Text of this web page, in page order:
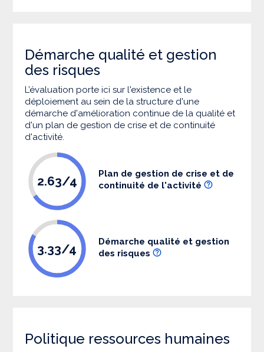
Démarche qualité et gestion
des risques
L’évaluation porte ici sur l'existence et le
déploiement au sein de la structure d'une
démarche d'amélioration continue de la qualité et
d'un plan de gestion de crise et de continuité
d'activité.
2.63/4
Plan de gestion de crise et de
continuité de l'activité
3.33/4
Démarche qualité et gestion
des risques
Politique ressources humaines